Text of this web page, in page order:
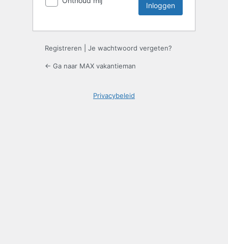
Registreren Je wachtwoord vergeten?
← Ga naar MAX vakantieman
Privacybeleid